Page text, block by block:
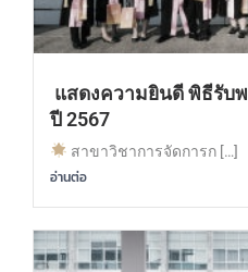
แสดงความยินดี พิธีรับ
ปี 2567
สาขาวิชาการจัดการก […]
อ่านต่อ